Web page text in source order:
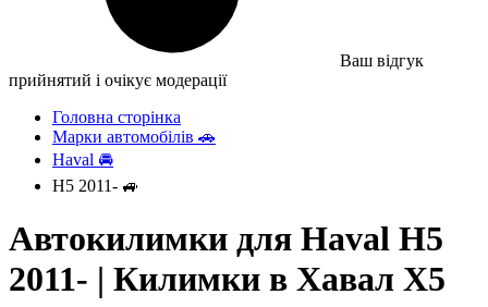
Ваш відгук
прийнятий і очікує модерації
Головна сторінка
Марки автомобілів 🚗
Haval 🚘
H5 2011- 🚙
Автокилимки для Haval H5
2011- | Килимки в Хавал Х5